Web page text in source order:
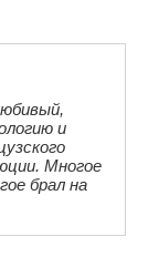
и
Многое
брал на